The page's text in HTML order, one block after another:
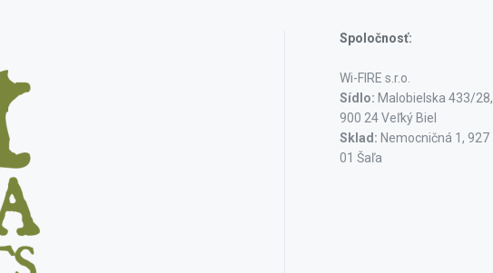
Spoločnosť:
Wi-FIRE s.r.o.
Sídlo: Malobielska 433/28,
900 24 Veľký Biel
Sklad: Nemocničná 1, 927
01 Šaľa